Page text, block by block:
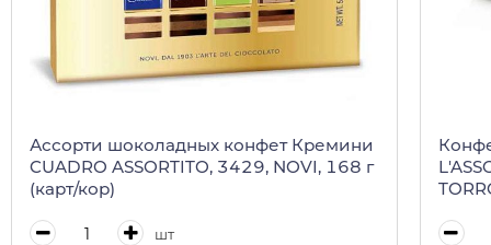
Ассорти шоколадных конфет Кремини
CUADRO ASSORTITO, 3429, NOVI, 168 г
(карт/кор)
шт